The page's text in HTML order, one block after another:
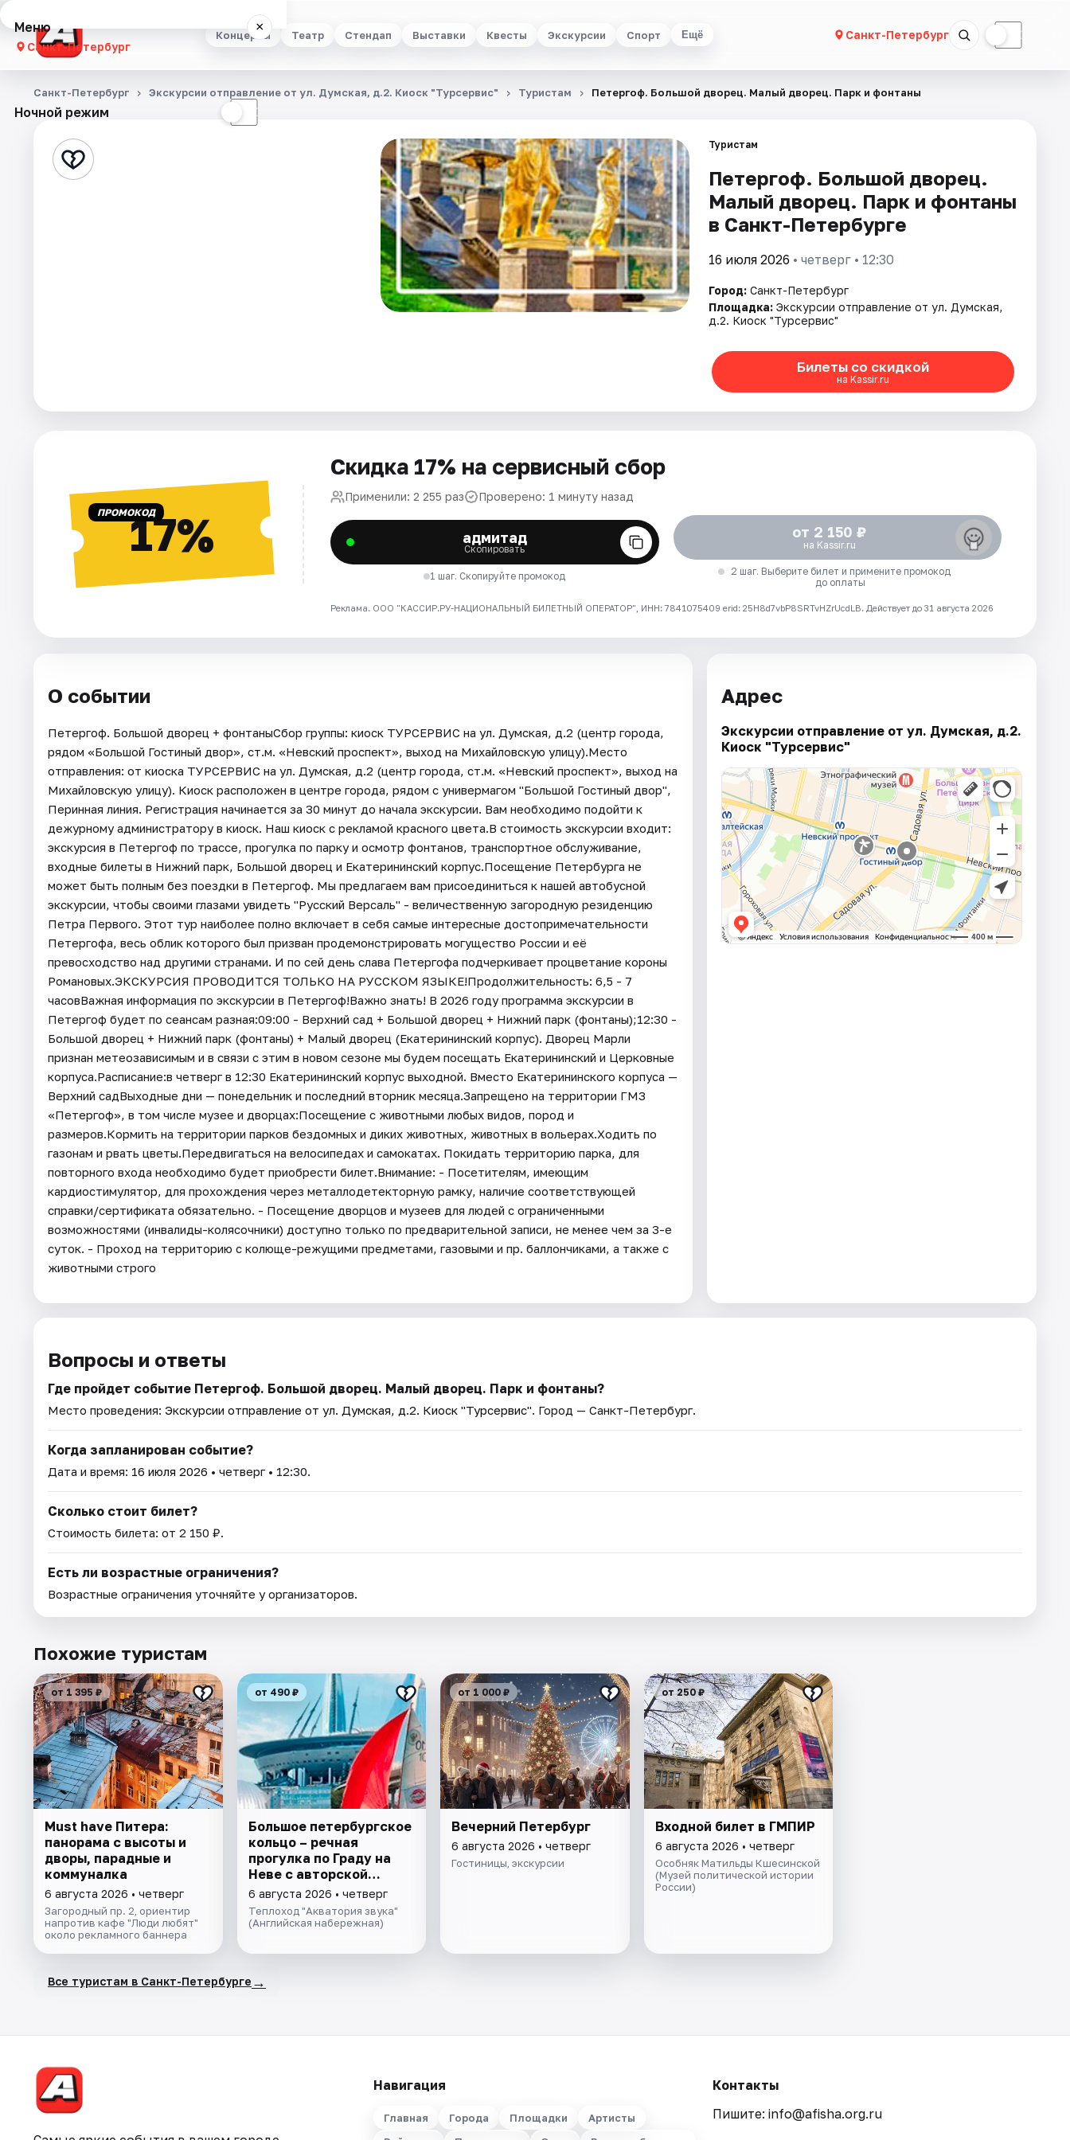
Концерты Театр Стендап Выставки Квесты Экскурсии Спорт Ещё Санкт-Петербург ☾
Меню ×
Санкт-Петербург
Концерты
Стендап
Рейтинги
Ночной режим ☾
Санкт-Петербург Экскурсии отправление от ул. Думская, д.2. Киоск "Турсервис" Туристам Петергоф. Большой дворец. Малый дворец. Парк и фонтаны
Туристам
Петергоф. Большой дворец.
Малый дворец. Парк и фонтаны
в Санкт-Петербурге
16 июля 2026 • четверг • 12:30
Город: Санкт-Петербург
Площадка: Экскурсии отправление от ул. Думская,
д.2. Киоск "Турсервис"
Билеты со скидкой
на Kassir.ru
ПРОМОКОД17%
Скидка 17% на сервисный сбор
Применили: 2 255 раз Проверено: 1 минуту назад
адмитад
Скопировать
1 шаг. Скопируйте промокод
от 2 150 ₽
на Kassir.ru
2 шаг. Выберите билет и примените промокод
до оплаты
Реклама. ООО "КАССИР.РУ-НАЦИОНАЛЬНЫЙ БИЛЕТНЫЙ ОПЕРАТОР", ИНН: 7841075409 erid: 25H8d7vbP8SRTvHZrUcdLB. Действует до 31 августа 2026
О событии
Петергоф. Большой дворец + фонтаныСбор группы: киоск ТУРСЕРВИС на ул. Думская, д.2 (центр города,
рядом «Большой Гостиный двор», ст.м. «Невский проспект», выход на Михайловскую улицу).Место
отправления: от киоска ТУРСЕРВИС на ул. Думская, д.2 (центр города, ст.м. «Невский проспект», выход на
Михайловскую улицу). Киоск расположен в центре города, рядом с универмагом "Большой Гостиный двор",
Перинная линия. Регистрация начинается за 30 минут до начала экскурсии. Вам необходимо подойти к
дежурному администратору в киоск. Наш киоск с рекламой красного цвета.В стоимость экскурсии входит:
экскурсия в Петергоф по трассе, прогулка по парку и осмотр фонтанов, транспортное обслуживание,
входные билеты в Нижний парк, Большой дворец и Екатерининский корпус.Посещение Петербурга не
может быть полным без поездки в Петергоф. Мы предлагаем вам присоединиться к нашей автобусной
экскурсии, чтобы своими глазами увидеть "Русский Версаль" - величественную загородную резиденцию
Петра Первого. Этот тур наиболее полно включает в себя самые интересные достопримечательности
Петергофа, весь облик которого был призван продемонстрировать могущество России и её
превосходство над другими странами. И по сей день слава Петергофа подчеркивает процветание короны
Романовых.ЭКСКУРСИЯ ПРОВОДИТСЯ ТОЛЬКО НА РУССКОМ ЯЗЫКЕ!Продолжительность: 6,5 - 7
часовВажная информация по экскурсии в Петергоф!Важно знать! В 2026 году программа экскурсии в
Петергоф будет по сеансам разная:09:00 - Верхний сад + Большой дворец + Нижний парк (фонтаны);12:30 -
Большой дворец + Нижний парк (фонтаны) + Малый дворец (Екатерининский корпус). Дворец Марли
признан метеозависимым и в связи с этим в новом сезоне мы будем посещать Екатерининский и Церковные
корпуса.Расписание:в четверг в 12:30 Екатерининский корпус выходной. Вместо Екатерининского корпуса —
Верхний садВыходные дни — понедельник и последний вторник месяца.Запрещено на территории ГМЗ
«Петергоф», в том числе музее и дворцах:Посещение с животными любых видов, пород и
размеров.Кормить на территории парков бездомных и диких животных, животных в вольерах.Ходить по
газонам и рвать цветы.Передвигаться на велосипедах и самокатах. Покидать территорию парка, для
повторного входа необходимо будет приобрести билет.Внимание: - Посетителям, имеющим
кардиостимулятор, для прохождения через металлодетекторную рамку, наличие соответствующей
справки/сертификата обязательно. - Посещение дворцов и музеев для людей с ограниченными
возможностями (инвалиды-колясочники) доступно только по предварительной записи, не менее чем за 3-е
суток. - Проход на территорию с колюще-режущими предметами, газовыми и пр. баллончиками, а также с
животными строго
Адрес
Экскурсии отправление от ул. Думская, д.2.
Киоск "Турсервис"
Вопросы и ответы
Где пройдет событие Петергоф. Большой дворец. Малый дворец. Парк и фонтаны?
Место проведения: Экскурсии отправление от ул. Думская, д.2. Киоск "Турсервис". Город — Санкт-Петербург.
Когда запланирован событие?
Дата и время: 16 июля 2026 • четверг • 12:30.
Сколько стоит билет?
Стоимость билета: от 2 150 ₽.
Есть ли возрастные ограничения?
Возрастные ограничения уточняйте у организаторов.
Похожие туристам
от 1 395 ₽
Must have Питера:
панорама с высоты и
дворы, парадные и
коммуналка
6 августа 2026 • четверг
Загородный пр. 2, ориентир
напротив кафе "Люди любят"
около рекламного баннера
от 490 ₽
Большое петербургское
кольцо – речная
прогулка пo Граду на
Неве с авторской
экскурсией и живой
музыкой в тёплом
салоне теплохода
6 августа 2026 • четверг
Теплоход "Акватория звука"
(Английская набережная)
от 1 000 ₽
Вечерний Петербург
6 августа 2026 • четверг
Гостиницы, экскурсии
от 250 ₽
Входной билет в ГМПИР
6 августа 2026 • четверг
Особняк Матильды Кшесинской
(Музей политической истории
России)
Все туристам в Санкт-Петербурге →
Навигация
Главная Города Площадки
Артисты
Контакты
Пишите: info@afisha.org.ru